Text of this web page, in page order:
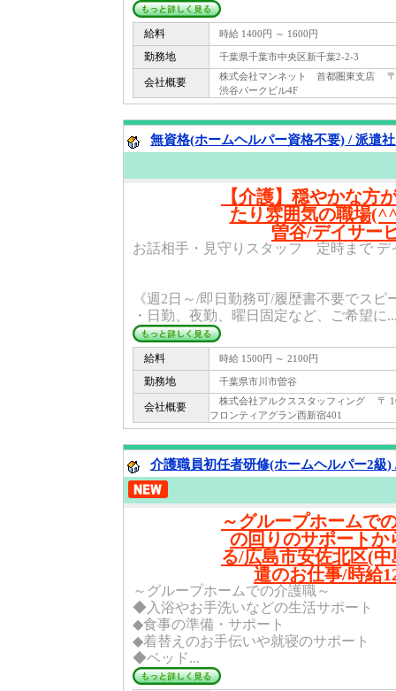
給料 時給 1400円 ～ 1600円
勤務地 千葉県千葉市中央区新千葉2-2-3
会社概要
株式会社マンネット 首都圏東支店
渋谷パークビル4F
無資格(ホームヘルパー資格不要) / 派遣
【介護】穏やかな方
たり雰囲気の職場
曽谷/デイサー
お話相手・見守りスタッフ 定時まで デ
《週2日～/即日勤務可/履歴書不要でス
・日勤、夜勤、曜日固定など、ご希望に
給料 時給 1500円 ～ 2100円
勤務地 千葉県市川市曽谷
会社概要
株式会社アルクススタッフィング 〒
フロンティアグラン西新宿401
介護職員初任者研修(ホームヘルパー2級)
～グループホームで
の回りのサポートか
る/広島市安佐北区(
遣のお仕事/時給
～グループホームでの介護職～
◆入浴やお手洗いなどの生活サポート
◆食事の準備・サポート
◆着替えのお手伝いや就寝のサポート
◆ベッド...